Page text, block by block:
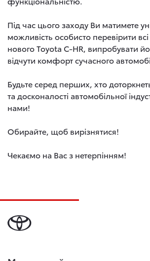
Під час цього заходу Ви матимете
можливість особисто перевірити
нового Toyota C-HR, випробувати
відчути комфорт сучасного
Будьте серед перших, хто
та досконалості автомобільної
нами!
Обирайте, щоб вирізнятися!
Чекаємо на Вас з нетерпінням!